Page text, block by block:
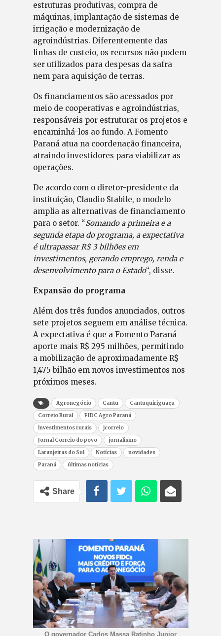
estruturas produtivas, compra de
máquinas, implantação de sistemas de
irrigação e modernização de
agroindústrias. Diferentemente das
linhas de custeio, os recursos não podem
ser utilizados para despesas da safra
nem para aquisição de terras.
Os financiamentos são acessados por
meio de cooperativas e agroindústrias,
responsáveis por estruturar os projetos e
encaminhá-los ao fundo. A Fomento
Paraná atua na coordenação financeira,
atraindo investidores para viabilizar as
operações.
De acordo com o diretor-presidente da
instituição, Claudio Stabile, o modelo
amplia as alternativas de financiamento
para o setor. “Somando a primeira e a
segunda etapa do programa, a expectativa
é ultrapassar R$ 3 bilhões em
investimentos, gerando emprego, renda e
desenvolvimento para o Estado“, disse.
Expansão do programa
Além dos três fundos anunciados, outros
sete projetos seguem em análise técnica.
A expectativa é que a Fomento Paraná
aporte mais R$ 295 milhões, permitindo
a mobilização de aproximadamente R$
1,475 bilhão em novos investimentos nos
próximos meses.
Agronegócio Cantu
Cantuquiriguaçu
Correio Rural
FIDC Agro Paraná
investimentos rurais
jcorreio
Jornal Correio do povo
jornalismo
Laranjeiras do Sul
Notícias
novidades
Paraná
últimas notícias
Share
O governador Carlos Massa Ratinho Junior